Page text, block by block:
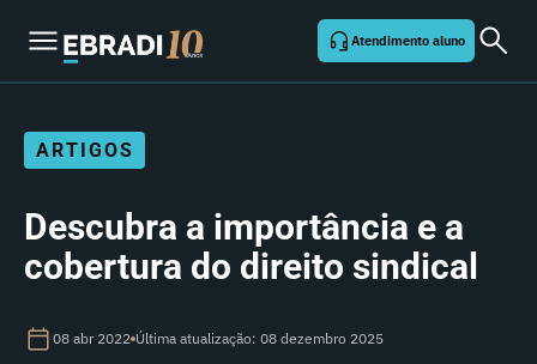
Atendimento aluno
ARTIGOS
Descubra a importância e a
cobertura do direito sindical
08 abr 2022 Última atualização: 08 dezembro 2025